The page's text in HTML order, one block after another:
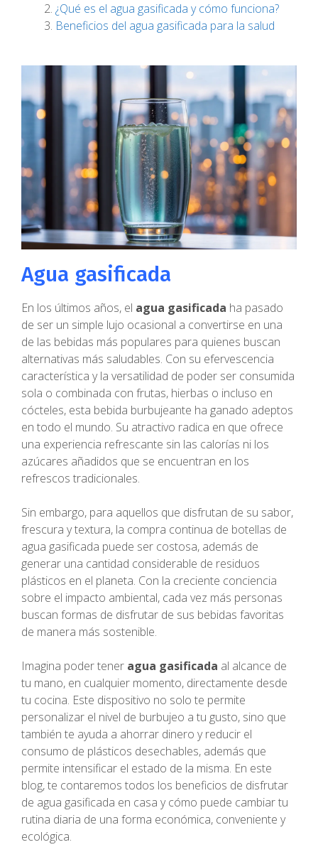
¿Qué es el agua gasificada y cómo funciona?
Beneficios del agua gasificada para la salud
Agua gasificada
En los últimos años, el agua gasificada ha pasado
de ser un simple lujo ocasional a convertirse en una
de las bebidas más populares para quienes buscan
alternativas más saludables. Con su efervescencia
característica y la versatilidad de poder ser consumida
sola o combinada con frutas, hierbas o incluso en
cócteles, esta bebida burbujeante ha ganado adeptos
en todo el mundo. Su atractivo radica en que ofrece
una experiencia refrescante sin las calorías ni los
azúcares añadidos que se encuentran en los
refrescos tradicionales.
Sin embargo, para aquellos que disfrutan de su sabor,
frescura y textura, la compra continua de botellas de
agua gasificada puede ser costosa, además de
generar una cantidad considerable de residuos
plásticos en el planeta. Con la creciente conciencia
sobre el impacto ambiental, cada vez más personas
buscan formas de disfrutar de sus bebidas favoritas
de manera más sostenible.
Imagina poder tener agua gasificada al alcance de
tu mano, en cualquier momento, directamente desde
tu cocina. Este dispositivo no solo te permite
personalizar el nivel de burbujeo a tu gusto, sino que
también te ayuda a ahorrar dinero y reducir el
consumo de plásticos desechables, además que
permite intensificar el estado de la misma. En este
blog, te contaremos todos los beneficios de disfrutar
de agua gasificada en casa y cómo puede cambiar tu
rutina diaria de una forma económica, conveniente y
ecológica.